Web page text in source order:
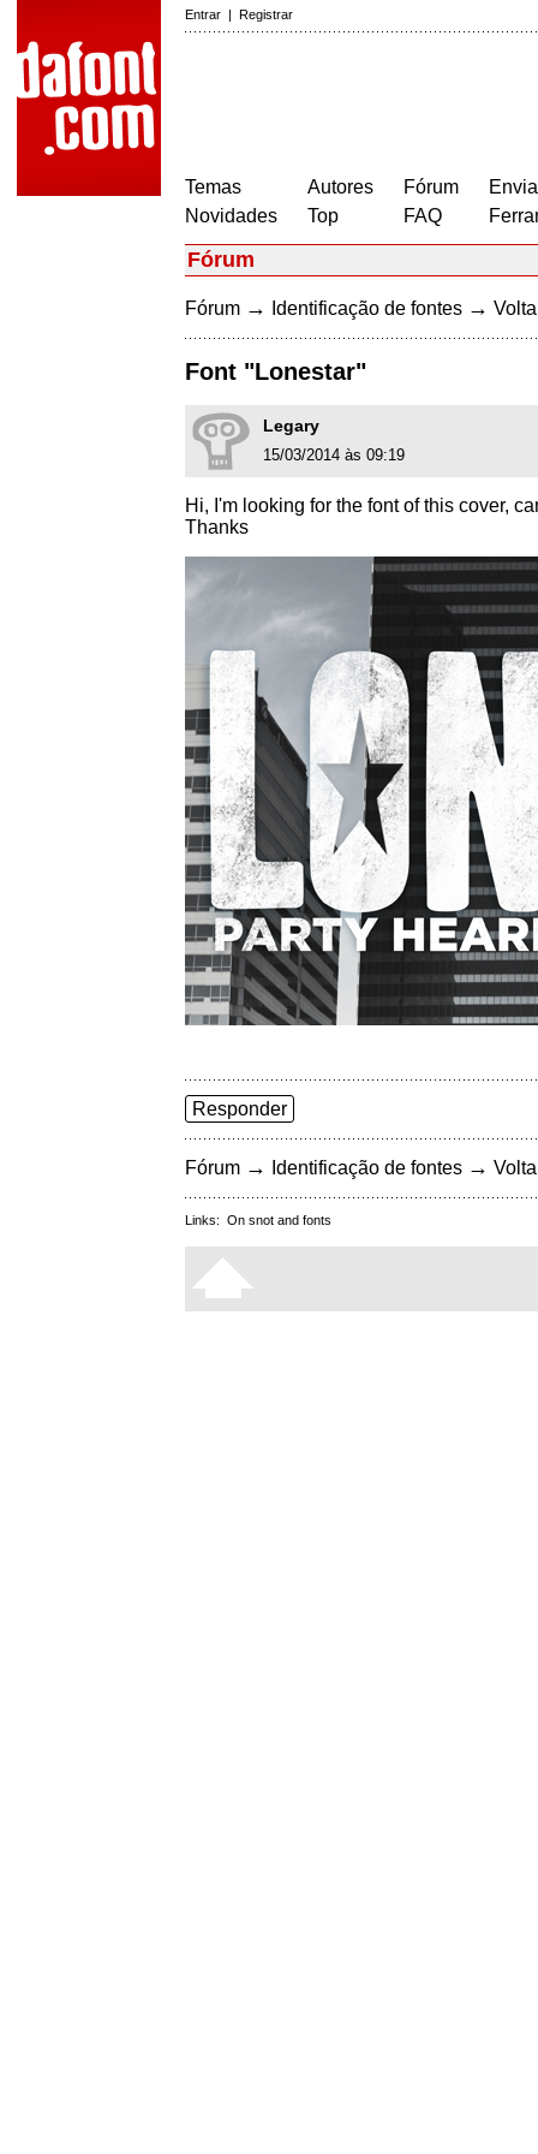
Entrar | Registrar
Temas
Novidades
Autores
Top
Fórum
FAQ
Fórum
Fórum → Identificação de fontes →
Font "Lonestar"
Legary
15/03/2014 às 09:19
Hi, I'm looking for the font of this cover,
Thanks
Responder
Fórum → Identificação de fontes →
Links: On snot and fonts